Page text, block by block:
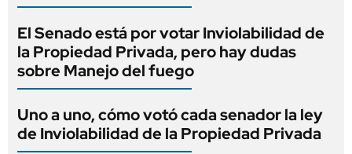
El Senado está por votar Inviolabilidad de
la Propiedad Privada, pero hay dudas
sobre Manejo del fuego
Uno a uno, cómo votó cada senador la ley
de Inviolabilidad de la Propiedad Privada